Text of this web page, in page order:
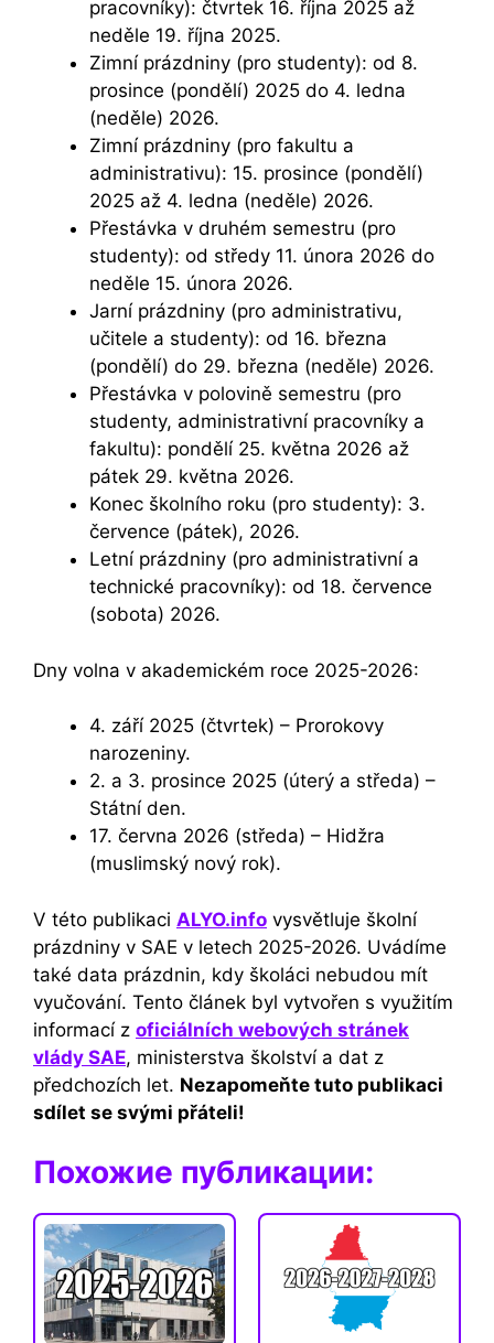
pracovníky): čtvrtek 16. října 2025 až
neděle 19. října 2025.
Zimní prázdniny (pro studenty): od 8.
prosince (pondělí) 2025 do 4. ledna
(neděle) 2026.
Zimní prázdniny (pro fakultu a
administrativu): 15. prosince (pondělí)
2025 až 4. ledna (neděle) 2026.
Přestávka v druhém semestru (pro
studenty): od středy 11. února 2026 do
neděle 15. února 2026.
Jarní prázdniny (pro administrativu,
učitele a studenty): od 16. března
(pondělí) do 29. března (neděle) 2026.
Přestávka v polovině semestru (pro
studenty, administrativní pracovníky a
fakultu): pondělí 25. května 2026 až
pátek 29. května 2026.
Konec školního roku (pro studenty): 3.
července (pátek), 2026.
Letní prázdniny (pro administrativní a
technické pracovníky): od 18. července
(sobota) 2026.
Dny volna v akademickém roce 2025-2026:
4. září 2025 (čtvrtek) – Prorokovy
narozeniny.
2. a 3. prosince 2025 (úterý a středa) –
Státní den.
17. června 2026 (středa) – Hidžra
(muslimský nový rok).
V této publikaci ALYO.info vysvětluje školní
prázdniny v SAE v letech 2025-2026. Uvádíme
také data prázdnin, kdy školáci nebudou mít
vyučování. Tento článek byl vytvořen s využitím
informací z oficiálních webových stránek
vlády SAE, ministerstva školství a dat z
předchozích let. Nezapomeňte tuto publikaci
sdílet se svými přáteli!
Похожие публикации: